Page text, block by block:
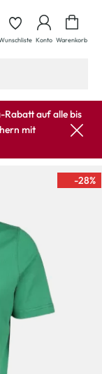
Konto Warenkorb
Rabatt auf alle bis
mit
-28%